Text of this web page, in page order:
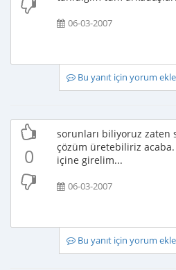
06-03-2007
Bu yanıt için yorum
0
sorunları biliyoruz zaten
çözüm üretebiliriz
içine girelim...
06-03-2007
Bu yanıt için yorum